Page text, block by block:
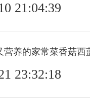
21:04:39
营养的家常菜香菇
23:32:18